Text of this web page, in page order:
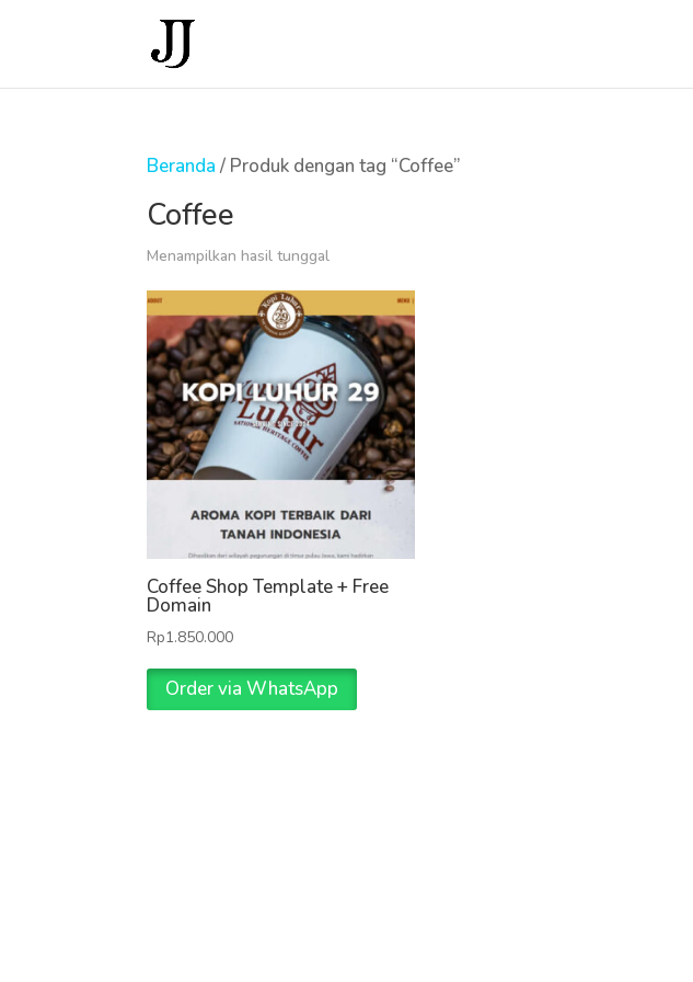
Beranda / Produk dengan tag “Coffee”
Coffee
Menampilkan hasil tunggal
Coffee Shop Template + Free
Domain
Rp1.850.000
Order via WhatsApp